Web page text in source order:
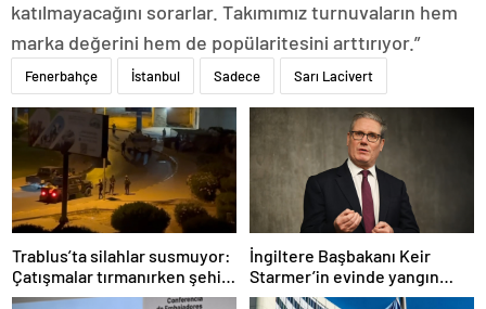
katılmayacağını sorarlar. Takımımız turnuvaların hem
marka değerini hem de popülaritesini arttırıyor.”
Fenerbahçe İstanbul Sadece Sarı Lacivert
Trablus’ta silahlar susmuyor:
Çatışmalar tırmanırken şehir
alarmda
İngiltere Başbakanı Keir
Starmer’in evinde yangın
çıktı